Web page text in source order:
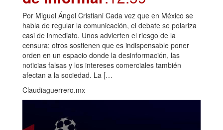
Por Miguel Ángel Cristiani Cada vez que en México se
habla de regular la comunicación, el debate se polariza
casi de inmediato. Unos advierten el riesgo de la
censura; otros sostienen que es indispensable poner
orden en un espacio donde la desinformación, las
noticias falsas y los intereses comerciales también
afectan a la sociedad. La […
Claudiaguerrero.mx